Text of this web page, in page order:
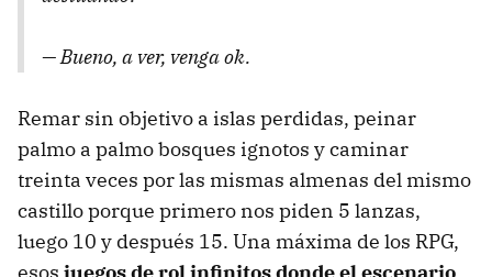
— Bueno, a ver, venga ok.
Remar sin objetivo a islas perdidas, peinar
palmo a palmo bosques ignotos y caminar
treinta veces por las mismas almenas del mismo
castillo porque primero nos piden 5 lanzas,
luego 10 y después 15. Una máxima de los RPG,
esos juegos de rol infinitos donde el escenario